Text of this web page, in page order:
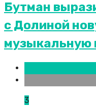
Бутман
с Долиной
музыкальную
3